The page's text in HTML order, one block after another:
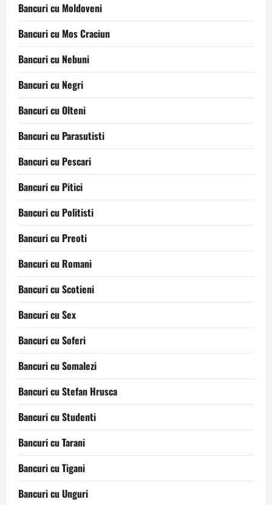
Bancuri cu Moldoveni
Bancuri cu Mos Craciun
Bancuri cu Nebuni
Bancuri cu Negri
Bancuri cu Olteni
Bancuri cu Parasutisti
Bancuri cu Pescari
Bancuri cu Pitici
Bancuri cu Politisti
Bancuri cu Preoti
Bancuri cu Romani
Bancuri cu Scotieni
Bancuri cu Sex
Bancuri cu Soferi
Bancuri cu Somalezi
Bancuri cu Stefan Hrusca
Bancuri cu Studenti
Bancuri cu Tarani
Bancuri cu Tigani
Bancuri cu Unguri